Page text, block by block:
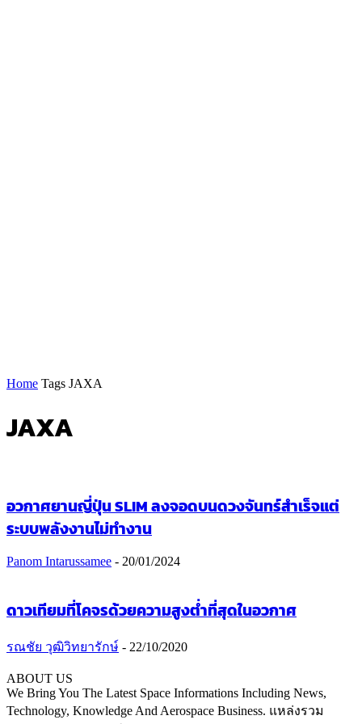
Home Tags JAXA
JAXA
อวกาศยานญี่ปุ่น SLIM ลงจอดบนดวงจันทร์สำเร็จแต่
ระบบพลังงานไม่ทำงาน
Panom Intarussamee - 20/01/2024
ดาวเทียมที่โคจรด้วยความสูงต่ำที่สุดในอวกาศ
รณชัย วุฒิวิทยารักษ์ - 22/10/2020
ABOUT US
We Bring You The Latest Space Informations Including News,
Technology, Knowledge And Aerospace Business. แหล่งรวม